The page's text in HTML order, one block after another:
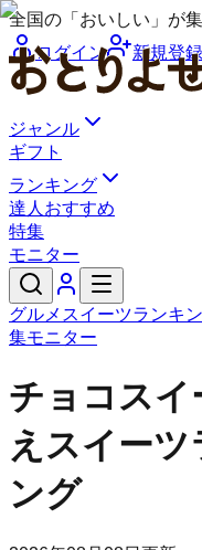
全国の「おいしい」が
ログイン
新規登録
ジャンル
ギフト
ランキング
達人おすすめ
特集
モニター
グルメ スイーツランキ
集モニター
チョコス
えスイー
ング